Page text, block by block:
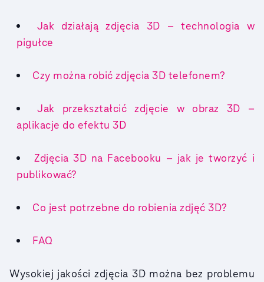
Jak działają zdjęcia 3D – technologia w
pigułce
Czy można robić zdjęcia 3D telefonem?
Jak przekształcić zdjęcie w obraz 3D –
aplikacje do efektu 3D
Zdjęcia 3D na Facebooku – jak je tworzyć i
publikować?
Co jest potrzebne do robienia zdjęć 3D?
FAQ
Wysokiej jakości zdjęcia 3D można bez problemu